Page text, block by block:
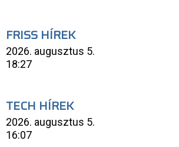
FRISS HÍREK
2026. augusztus 5.
18:27
TECH HÍREK
2026. augusztus 5.
16:07